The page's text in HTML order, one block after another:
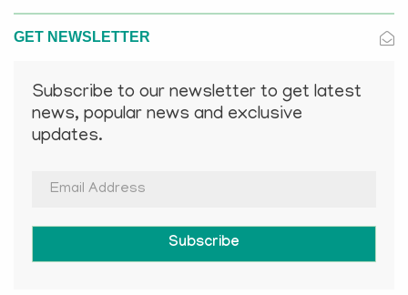
GET NEWSLETTER
Subscribe to our newsletter to get latest
news, popular news and exclusive
updates.
Subscribe